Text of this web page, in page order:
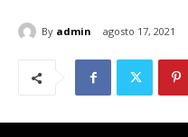
By admin agosto 17, 2021